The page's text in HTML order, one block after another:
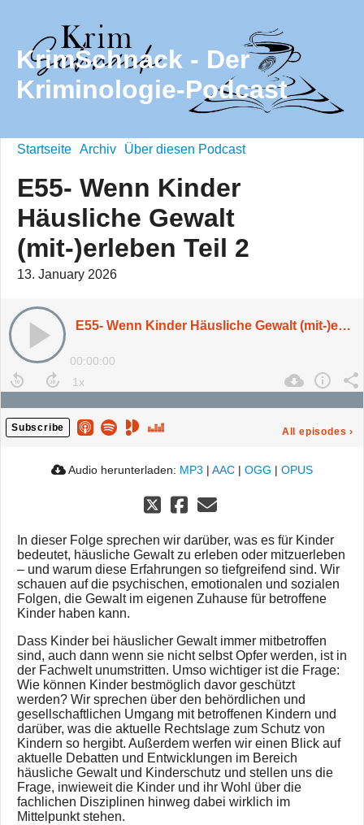
KrimSchnack - Der
Kriminologie-Podcast
Startseite Archiv Über diesen Podcast
E55- Wenn Kinder
Häusliche Gewalt
(mit-)erleben Teil 2
13. January 2026
E55- Wenn Kinder Häusliche Gewalt (mit-)erleben Teil 2
00:00:00
Subscribe All episodes ›
Audio herunterladen: MP3 | AAC | OGG | OPUS
In dieser Folge sprechen wir darüber, was es für Kinder
bedeutet, häusliche Gewalt zu erleben oder mitzuerleben
– und warum diese Erfahrungen so tiefgreifend sind. Wir
schauen auf die psychischen, emotionalen und sozialen
Folgen, die Gewalt im eigenen Zuhause für betroffene
Kinder haben kann.
Dass Kinder bei häuslicher Gewalt immer mitbetroffen
sind, auch dann wenn sie nicht selbst Opfer werden, ist in
der Fachwelt unumstritten. Umso wichtiger ist die Frage:
Wie können Kinder bestmöglich davor geschützt
werden? Wir sprechen über den behördlichen und
gesellschaftlichen Umgang mit betroffenen Kindern und
darüber, was die aktuelle Rechtslage zum Schutz von
Kindern so hergibt. Außerdem werfen wir einen Blick auf
aktuelle Debatten und Entwicklungen im Bereich
häusliche Gewalt und Kinderschutz und stellen uns die
Frage, inwieweit die Kinder und ihr Wohl über die
fachlichen Disziplinen hinweg dabei wirklich im
Mittelpunkt stehen.